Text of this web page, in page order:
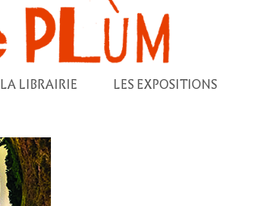
LA LIBRAIRIE LES EXPOSITIONS